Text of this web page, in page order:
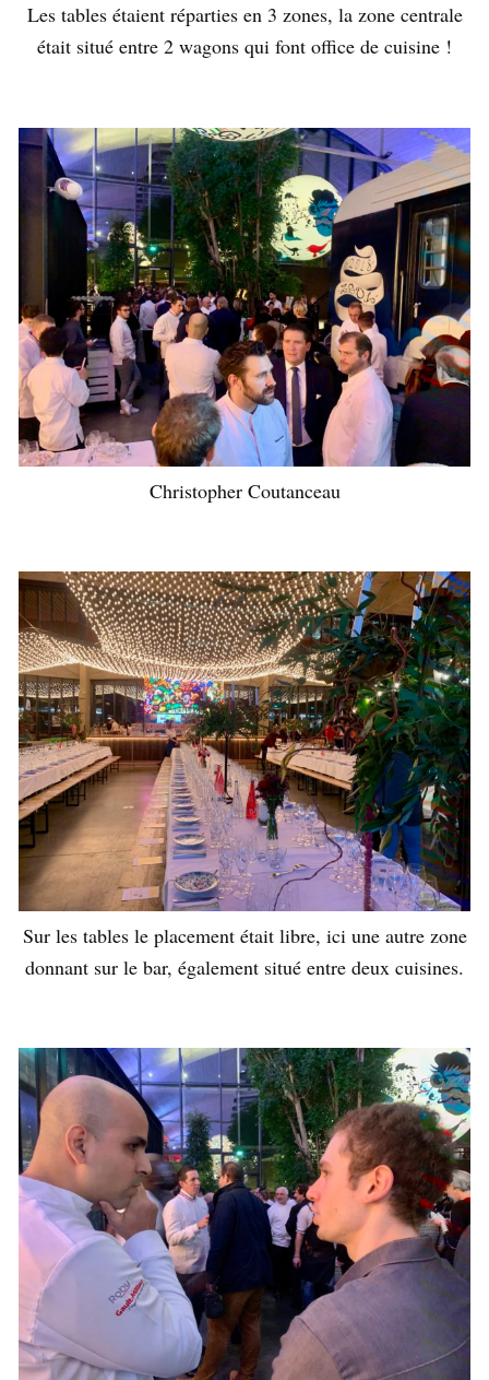
Les tables étaient réparties en 3 zones, la zone centrale
était situé entre 2 wagons qui font office de cuisine !
Christopher Coutanceau
Sur les tables le placement était libre, ici une autre zone
donnant sur le bar, également situé entre deux cuisines.